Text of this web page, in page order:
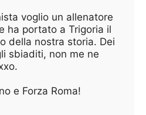
voglio un allenatore
ha portato a Trigoria il
della nostra storia. Dei
sbiaditi, non me ne
e Forza Roma!